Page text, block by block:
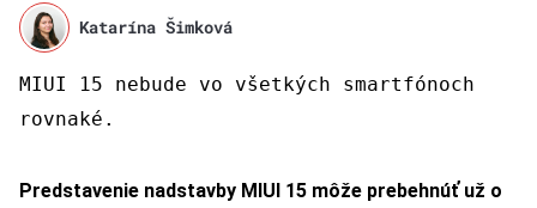
Katarína Šimková
MIUI 15 nebude vo všetkých smartfónoch
rovnaké.
Predstavenie nadstavby MIUI 15 môže prebehnúť už o